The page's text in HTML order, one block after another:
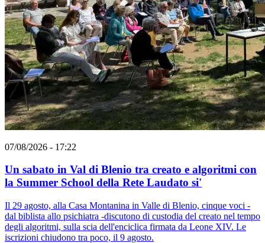
07/08/2026 - 17:22
Un sabato in Val di Blenio tra creato e algoritmi con
la Summer School della Rete Laudato si'
Il 29 agosto, alla Casa Montanina in Valle di Blenio, cinque voci -
dal biblista allo psichiatra -discutono di custodia del creato nel tempo
degli algoritmi, sulla scia dell'enciclica firmata da Leone XIV. Le
iscrizioni chiudono tra poco, il 9 agosto.